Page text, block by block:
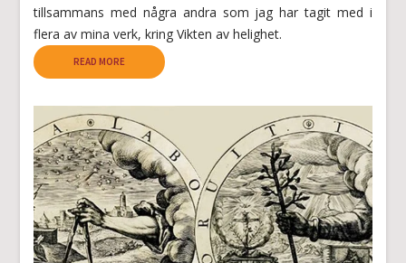
tillsammans med några andra som jag har tagit med i
flera av mina verk, kring Vikten av helighet.
READ MORE